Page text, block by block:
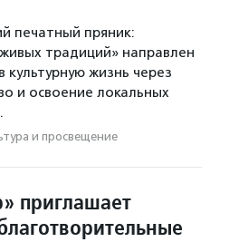
печатный пряник:
традиций» направлен
культурную жизнь через
и освоение локальных
и просвещение
приглашает